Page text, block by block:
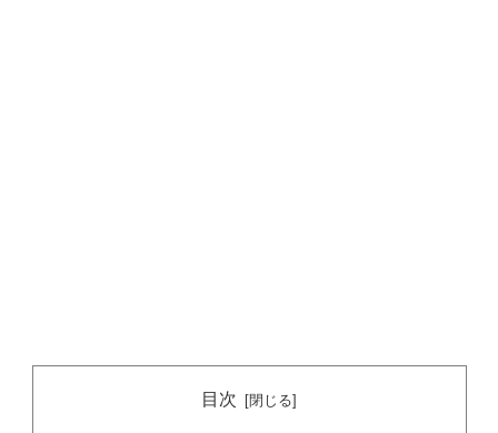
目次